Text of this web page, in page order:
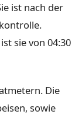
ist nach der
sie von 04:30
Die
sowie